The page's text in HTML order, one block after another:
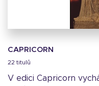
CAPRICORN
22 titulů
V edici Capricorn